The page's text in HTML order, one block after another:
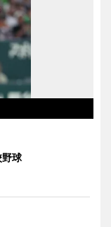
球